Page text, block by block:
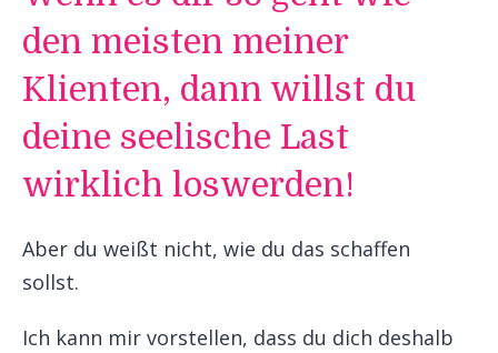
den meisten meiner
Klienten, dann willst du
deine seelische Last
wirklich loswerden!
Aber du weißt nicht, wie du das schaffen
sollst.
Ich kann mir vorstellen, dass du dich deshalb